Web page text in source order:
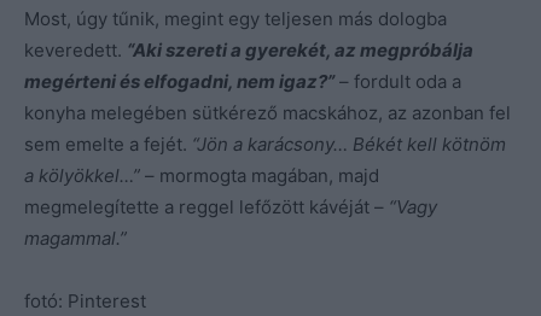
Most, úgy tűnik, megint egy teljesen más dologba
keveredett. “Aki szereti a gyerekét, az megpróbálja
megérteni és elfogadni, nem igaz?”– fordult oda a
konyha melegében sütkérező macskához, az azonban fel
sem emelte a fejét. “Jön a karácsony… Békét kell kötnöm
a kölyökkel…” – mormogta magában, majd
megmelegítette a reggel lefőzött kávéját – “Vagy
magammal.”
fotó: Pinterest